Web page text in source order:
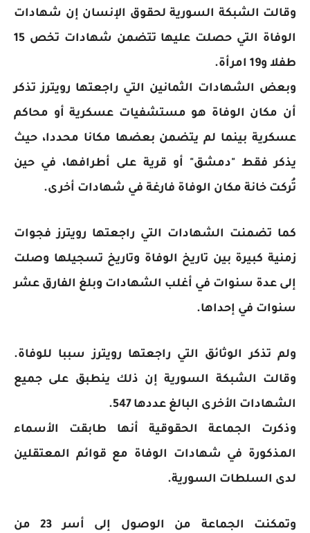
وقالت الشبكة السورية لحقوق الإنسان إن شهادات
الوفاة التي حصلت عليها تتضمن شهادات تخص 15
طفلا و19 امرأة.
وبعض الشهادات الثمانين التي راجعتها رويترز تذكر
أن مكان الوفاة هو مستشفيات عسكرية أو محاكم
عسكرية بينما لم يتضمن بعضها مكانا محددا، حيث
يذكر فقط "دمشق" أو قرية على أطرافها، في حين
تُركت خانة مكان الوفاة فارغة في شهادات أخرى.
كما تضمنت الشهادات التي راجعتها رويترز فجوات
زمنية كبيرة بين تاريخ الوفاة وتاريخ تسجيلها وصلت
إلى عدة سنوات في أغلب الشهادات وبلغ الفارق عشر
سنوات في إحداها.
ولم تذكر الوثائق التي راجعتها رويترز سببا للوفاة.
وقالت الشبكة السورية إن ذلك ينطبق على جميع
الشهادات الأخرى البالغ عددها 547.
وذكرت الجماعة الحقوقية أنها طابقت الأسماء
المذكورة في شهادات الوفاة مع قوائم المعتقلين
لدى السلطات السورية.
وتمكنت الجماعة من الوصول إلى أسر 23 من